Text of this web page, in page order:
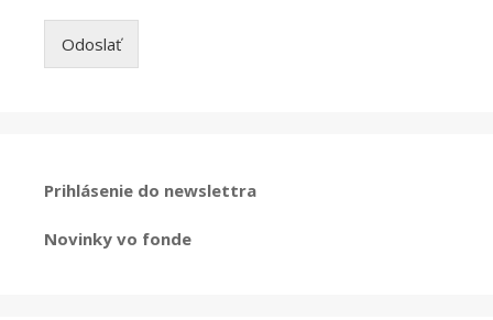
Odoslať
Prihlásenie do newslettra
Novinky vo fonde